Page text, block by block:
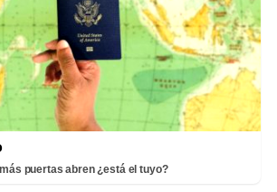
puertas abren ¿está el tuyo?